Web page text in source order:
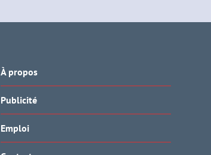
À propos
Publicité
Emploi